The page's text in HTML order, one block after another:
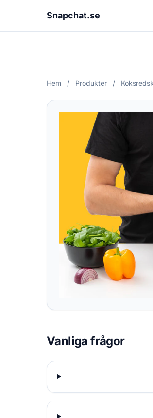
Snapchat.se
Hem / Produkter /
Vanliga frågor